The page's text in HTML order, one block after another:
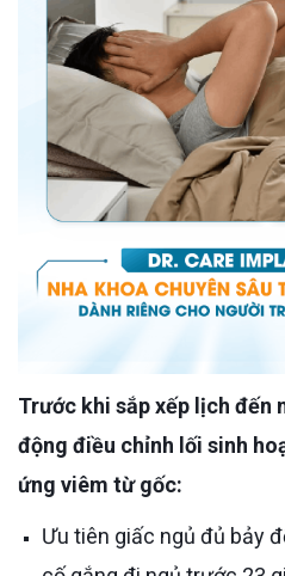
Trước khi sắp xếp lịch đến nha khoa, Chú nên chủ
động điều chỉnh lối sinh
ứng viêm từ gốc:
Ưu tiên giấc ngủ đủ bảy đến tám tiếng mỗi đêm,